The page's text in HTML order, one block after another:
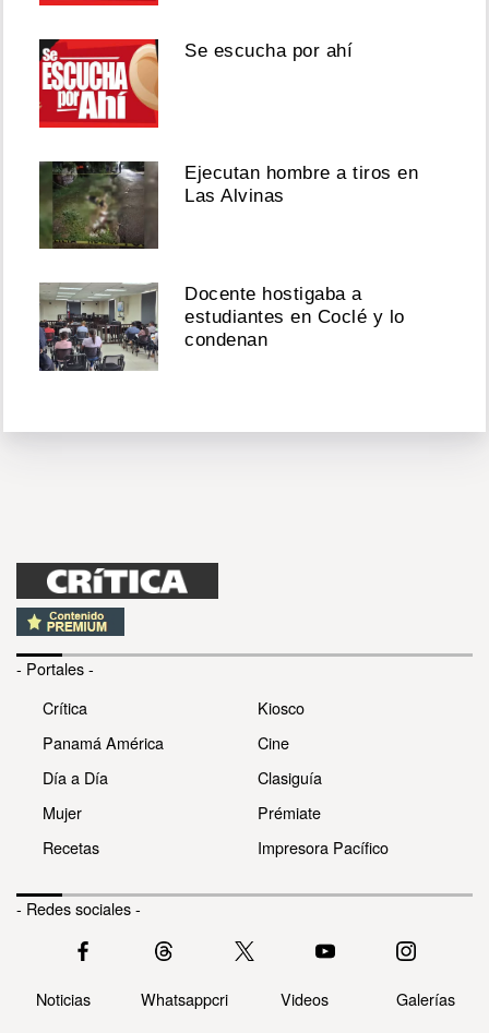
Se escucha por ahí
Ejecutan hombre a tiros en
Las Alvinas
Docente hostigaba a
estudiantes en Coclé y lo
condenan
- Portales -
Crítica
Panamá América
Día a Día
Mujer
Recetas
Kiosco
Cine
Clasiguía
Prémiate
Impresora Pacífico
- Redes sociales -
Noticias Whatsappcri Videos Galerías